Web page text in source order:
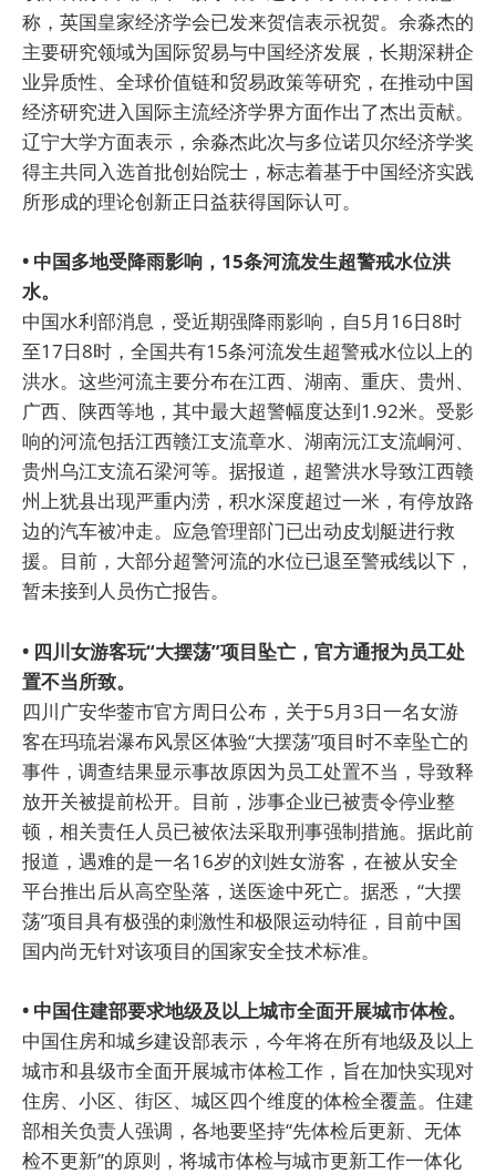
称，英国皇家经济学会已发来贺信表示祝贺。余淼杰的
主要研究领域为国际贸易与中国经济发展，长期深耕企
业异质性、全球价值链和贸易政策等研究，在推动中国
经济研究进入国际主流经济学界方面作出了杰出贡献。
辽宁大学方面表示，余淼杰此次与多位诺贝尔经济学奖
得主共同入选首批创始院士，标志着基于中国经济实践
所形成的理论创新正日益获得国际认可。
• 中国多地受降雨影响，15条河流发生超警戒水位洪
水。
中国水利部消息，受近期强降雨影响，自5月16日8时
至17日8时，全国共有15条河流发生超警戒水位以上的
洪水。这些河流主要分布在江西、湖南、重庆、贵州、
广西、陕西等地，其中最大超警幅度达到1.92米。受影
响的河流包括江西赣江支流章水、湖南沅江支流峒河、
贵州乌江支流石梁河等。据报道，超警洪水导致江西赣
州上犹县出现严重内涝，积水深度超过一米，有停放路
边的汽车被冲走。应急管理部门已出动皮划艇进行救
援。目前，大部分超警河流的水位已退至警戒线以下，
暂未接到人员伤亡报告。
• 四川女游客玩“大摆荡”项目坠亡，官方通报为员工处
置不当所致。
四川广安华蓥市官方周日公布，关于5月3日一名女游
客在玛琉岩瀑布风景区体验“大摆荡”项目时不幸坠亡的
事件，调查结果显示事故原因为员工处置不当，导致释
放开关被提前松开。目前，涉事企业已被责令停业整
顿，相关责任人员已被依法采取刑事强制措施。据此前
报道，遇难的是一名16岁的刘姓女游客，在被从安全
平台推出后从高空坠落，送医途中死亡。据悉，“大摆
荡”项目具有极强的刺激性和极限运动特征，目前中国
国内尚无针对该项目的国家安全技术标准。
• 中国住建部要求地级及以上城市全面开展城市体检。
中国住房和城乡建设部表示，今年将在所有地级及以上
城市和县级市全面开展城市体检工作，旨在加快实现对
住房、小区、街区、城区四个维度的体检全覆盖。住建
部相关负责人强调，各地要坚持“先体检后更新、无体
检不更新”的原则，将城市体检与城市更新工作一体化